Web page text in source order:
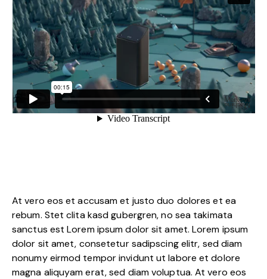
At vero eos et accusam et justo duo dolores et ea
rebum. Stet clita kasd gubergren, no sea takimata
sanctus est Lorem ipsum dolor sit amet. Lorem ipsum
dolor sit amet, consetetur sadipscing elitr, sed diam
nonumy eirmod tempor invidunt ut labore et dolore
magna aliquyam erat, sed diam voluptua. At vero eos